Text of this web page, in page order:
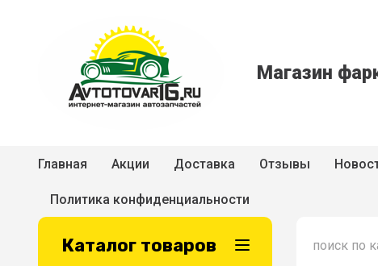
Магазин
Главная Акции Доставка Отзывы
Политика конфиденциальности
Каталог товаров